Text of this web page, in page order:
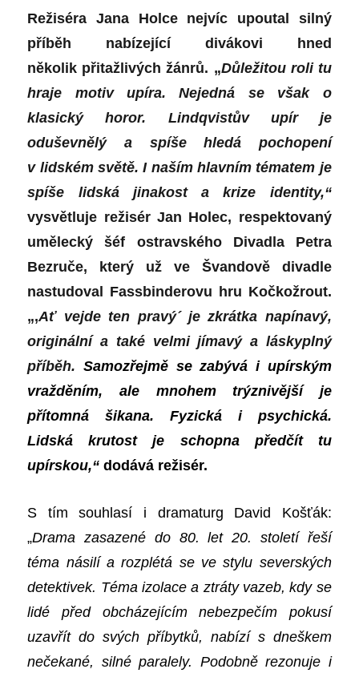
Režiséra Jana Holce nejvíc upoutal silný
příběh nabízející divákovi hned
několik přitažlivých žánrů. „Důležitou roli tu
hraje motiv upíra. Nejedná se však o
klasický horor. Lindqvistův upír je
oduševnělý a spíše hledá pochopení
v lidském světě. I naším hlavním tématem je
spíše lidská jinakost a krize identity,“
vysvětluje režisér Jan Holec, respektovaný
umělecký šéf ostravského Divadla Petra
Bezruče, který už ve Švandově divadle
nastudoval Fassbinderovu hru Kočkožrout.
„,Ať vejde ten pravý´ je zkrátka napínavý,
originální a také velmi jímavý a láskyplný
příběh.Samozřejmě se zabývá i upírským
vražděním, ale mnohem trýznivější je
přítomná šikana. Fyzická i psychická.
Lidská krutost je schopna předčít tu
upírskou,“ dodává režisér.
S tím souhlasí i dramaturg David Košťák:
„Drama zasazené do 80. let 20. století řeší
téma násilí a rozplétá se ve stylu severských
detektivek. Téma izolace a ztráty vazeb, kdy se
lidé před obcházejícím nebezpečím pokusí
uzavřít do svých příbytků, nabízí s dneškem
nečekané, silné paralely. Podobně rezonuje i